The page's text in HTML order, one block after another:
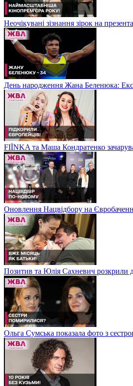
Неочікувані зізнання зірок на
День народження Жана Беленюка:
FIЇNKA та Маша Кондратенко
Оновлення Нацвідбору на
Позитив та Юлія Сахневич розкрили
Ольга Сумська показала фото з